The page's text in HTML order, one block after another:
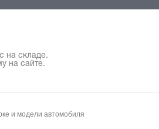
на складе.
на сайте.
и модели автомобиля